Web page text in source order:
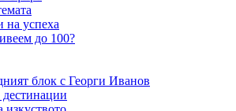
на успеха
до 100?
блок с Георги Иванов